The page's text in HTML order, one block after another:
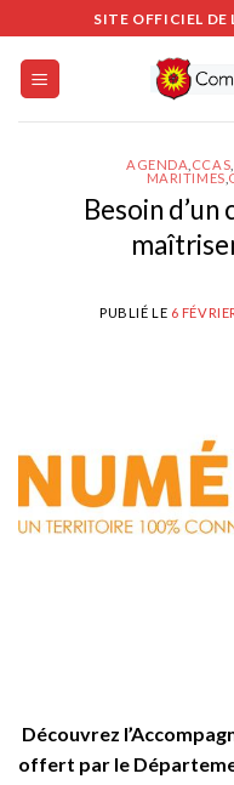
au
contenu
SITE OFFICIEL
AGENDA CCAS
MARITIMES
Besoin
PUBLIÉ LE 6
Découvrez
offert par le